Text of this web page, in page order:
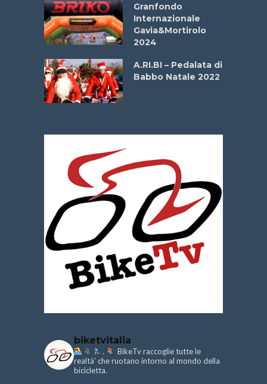
Granfondo
Internazionale
Gavia&Mortirolo
2024
A.RI.BI – Pedalata di
Babbo Natale 2022
biketvitalia
.
BikeTv raccoglie tutte le
realtà’ che ruotano intorno al mondo della
bicicletta.